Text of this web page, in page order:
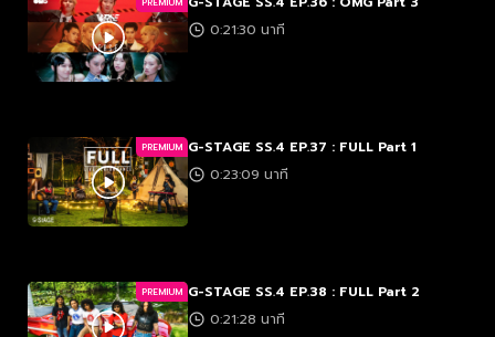
0:21:30 นาที
PREMIUM G-STAGE SS.4 EP.37 : FULL Part 1
0:23:09 นาที
PREMIUM
G-STAGE SS.4 EP.38 : FULL Part 2
0:21:28 นาที